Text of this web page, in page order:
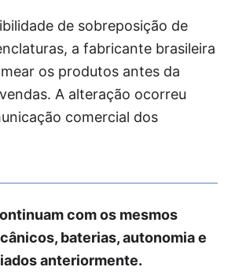
de sobreposição de
a fabricante brasileira
os produtos antes da
A alteração ocorreu
comercial dos
com os mesmos
baterias, autonomia e
anteriormente.